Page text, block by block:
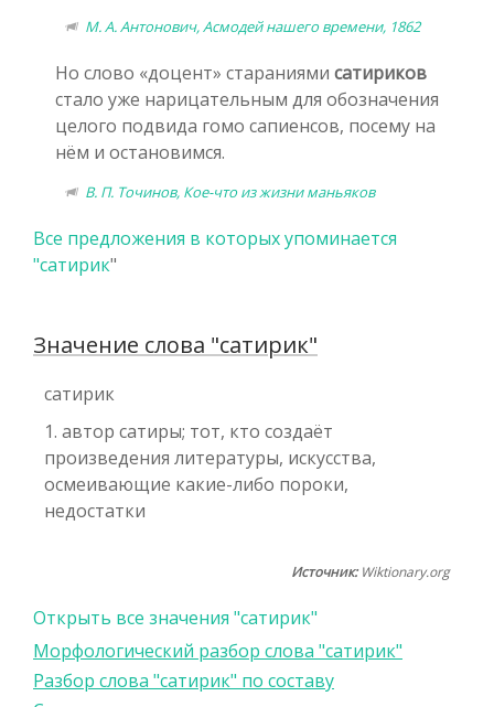
М. А. Антонович, Асмодей нашего времени, 1862
Но слово «доцент» стараниями сатириков
стало уже нарицательным для обозначения
целого подвида гомо сапиенсов, посему на
нём и остановимся.
В. П. Точинов, Кое-что из жизни маньяков
Все предложения в которых упоминается
"сатирик"
Значение слова "сатирик"
сатирик
1. автор сатиры; тот, кто создаёт
произведения литературы, искусства,
осмеивающие какие-либо пороки,
недостатки
Источник:Wiktionary.org
Открыть все значения "сатирик"
Морфологический разбор слова "сатирик"
Разбор слова "сатирик" по составу